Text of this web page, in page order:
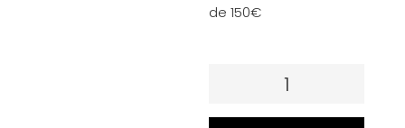
de 150€
Quantidade